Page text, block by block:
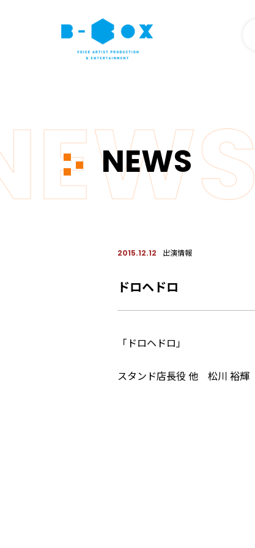
NEWS
2015.12.12 出演情報
ドロヘドロ
「ドロヘドロ」
スタンド店長役 他 松川 裕輝